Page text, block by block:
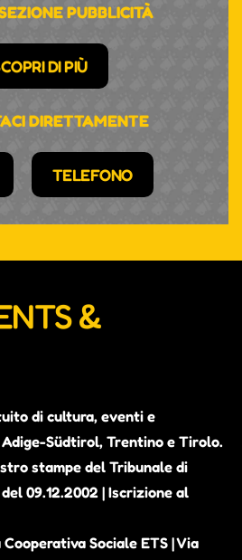
PUBBLICITÀ
DI PIÙ
DIRETTAMENTE
TELEFONO
&
di cultura, eventi e
Südtirol, Trentino e Tirolo.
stampe del Tribunale di
09.12.2002 | Iscrizione al
Sociale ETS | Via